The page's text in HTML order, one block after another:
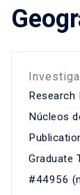
FACULTAD
Research
Núcleos
Graduate
#44956